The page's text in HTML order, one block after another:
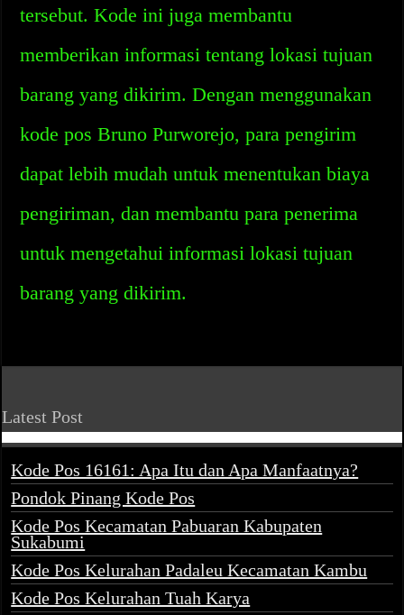
tersebut. Kode ini juga membantu
memberikan informasi tentang lokasi tujuan
barang yang dikirim. Dengan menggunakan
kode pos Bruno Purworejo, para pengirim
dapat lebih mudah untuk menentukan biaya
pengiriman, dan membantu para penerima
untuk mengetahui informasi lokasi tujuan
barang yang dikirim.
Latest Post
Kode Pos 16161: Apa Itu dan Apa Manfaatnya?
Pondok Pinang Kode Pos
Kode Pos Kecamatan Pabuaran Kabupaten
Sukabumi
Kode Pos Kelurahan Padaleu Kecamatan Kambu
Kode Pos Kelurahan Tuah Karya